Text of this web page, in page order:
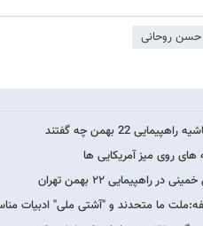
حسن روحانی
22 بهمن چه گفتند
های روی میز آمریکایی ها
راهپیمایی ۲۲ بهمن تهران
ما متحدند و "آشتی ملی" ادبیات